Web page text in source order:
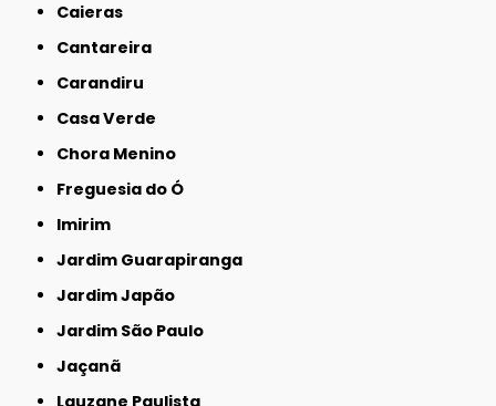
Caieras
Cantareira
Carandiru
Casa Verde
Chora Menino
Freguesia do Ó
Imirim
Jardim Guarapiranga
Jardim Japão
Jardim São Paulo
Jaçanã